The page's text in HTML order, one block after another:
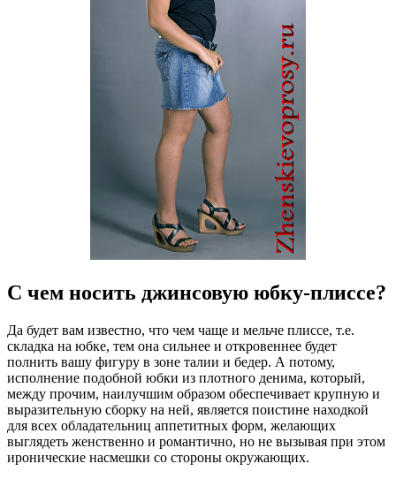
С чем носить джинсовую юбку-плиссе?
Да будет вам известно, что чем чаще и мельче плиссе, т.е.
складка на юбке, тем она сильнее и откровеннее будет
полнить вашу фигуру в зоне талии и бедер. А потому,
исполнение подобной юбки из плотного денима, который,
между прочим, наилучшим образом обеспечивает крупную и
выразительную сборку на ней, является поистине находкой
для всех обладательниц аппетитных форм, желающих
выглядеть женственно и романтично, но не вызывая при этом
иронические насмешки со стороны окружающих.